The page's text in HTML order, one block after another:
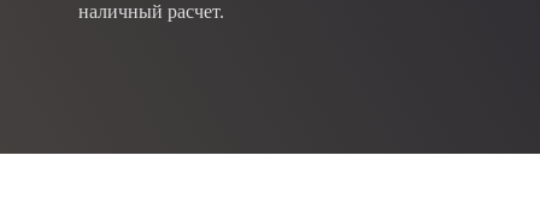
наличный расчет.